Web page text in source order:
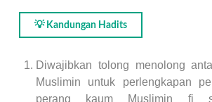
💡 Kandungan Hadits
Diwajibkan tolong menolong
Muslimin untuk perlengkapan
perang kaum Muslimin fi